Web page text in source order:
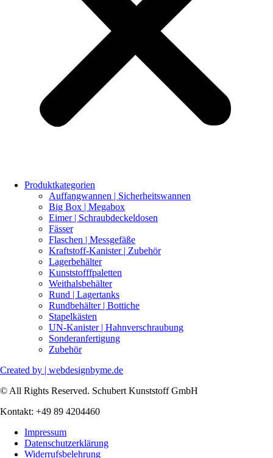
Produktkategorien
Auffangwannen | Sicherheitswannen
Big Box | Megabox
Eimer | Schraubdeckeldosen
Fässer
Flaschen | Messgefäße
Kraftstoff-Kanister | Zubehör
Lagerbehälter
Kunststofffpaletten
Weithalsbehälter
Rund | Lagertanks
Rundbehälter | Bottiche
Stapelkästen
UN-Kanister | Hahnverschraubung
Sonderanfertigung
Zubehör
Created by | webdesignbyme.de
© All Rights Reserved. Schubert Kunststoff GmbH
Kontakt: +49 89 4204460
Impressum
Datenschutzerklärung
Widerrufsbelehrung